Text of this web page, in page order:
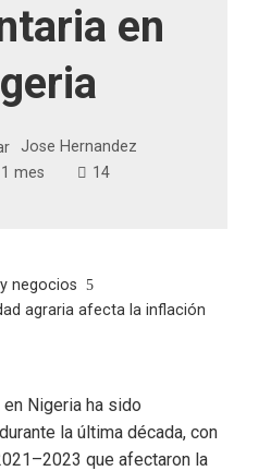
en
Jose Hernandez
mes
14
negocios
agraria afecta la inflación
Nigeria ha sido
la última década, con
que afectaron la